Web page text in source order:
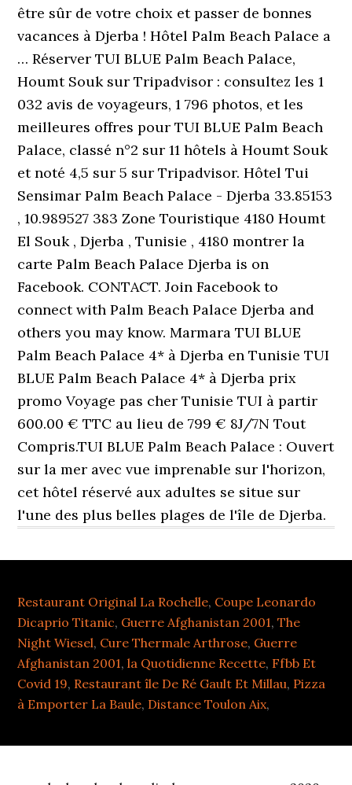
être sûr de votre choix et passer de bonnes
vacances à Djerba ! Hôtel Palm Beach Palace a
… Réserver TUI BLUE Palm Beach Palace,
Houmt Souk sur Tripadvisor : consultez les 1
032 avis de voyageurs, 1 796 photos, et les
meilleures offres pour TUI BLUE Palm Beach
Palace, classé n°2 sur 11 hôtels à Houmt Souk
et noté 4,5 sur 5 sur Tripadvisor. Hôtel Tui
Sensimar Palm Beach Palace - Djerba 33.85153
, 10.989527 383 Zone Touristique 4180 Houmt
El Souk , Djerba , Tunisie , 4180 montrer la
carte Palm Beach Palace Djerba is on
Facebook. CONTACT. Join Facebook to
connect with Palm Beach Palace Djerba and
others you may know. Marmara TUI BLUE
Palm Beach Palace 4* à Djerba en Tunisie TUI
BLUE Palm Beach Palace 4* à Djerba prix
promo Voyage pas cher Tunisie TUI à partir
600.00 € TTC au lieu de 799 € 8J/7N Tout
Compris.TUI BLUE Palm Beach Palace : Ouvert
sur la mer avec vue imprenable sur l'horizon,
cet hôtel réservé aux adultes se situe sur
l'une des plus belles plages de l'île de Djerba.
Restaurant Original La Rochelle, Coupe Leonardo
Dicaprio Titanic, Guerre Afghanistan 2001,The
Night Wiesel, Cure Thermale Arthrose, Guerre
Afghanistan 2001,la Quotidienne Recette, Ffbb Et
Covid 19, Restaurant île De Ré Gault Et Millau, Pizza
à Emporter La Baule, Distance Toulon Aix,